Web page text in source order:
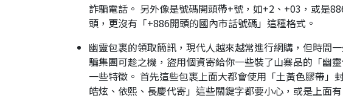
詐騙電話。 另外像是號碼開頭帶+號，如+2、+03，或是
頭，更沒有「+886開頭的國內市話號碼」這種格式。
幽靈包裹的領取簡訊，現代人越來越常進行網購，但時間
騙集團可趁之機，盜用個資寄給你一些裝了山寨品的「幽
一些特徵。 首先這些包裹上面大都會使用「土黃色膠帶
皓炫、依熙、長慶代寄」這些關鍵字都要小心，或是上面